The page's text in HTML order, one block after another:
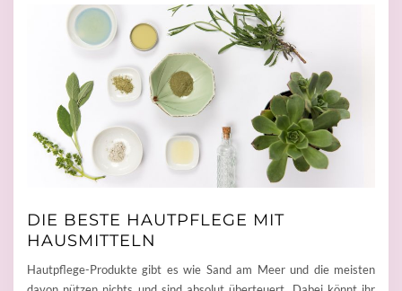
DIE BESTE HAUTPFLEGE MIT
HAUSMITTELN
Hautpflege-Produkte gibt es wie Sand am Meer und die meisten